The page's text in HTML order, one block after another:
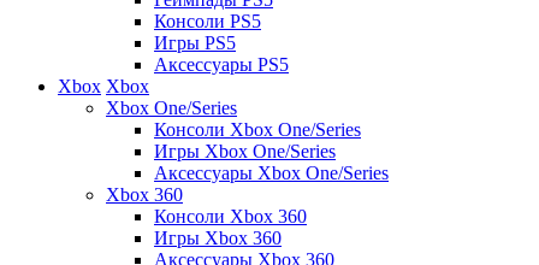
Консоли PS5
Игры PS5
Аксессуары PS5
Xbox Xbox
Xbox One/Series
Консоли Xbox One/Series
Игры Xbox One/Series
Аксессуары Xbox One/Series
Xbox 360
Консоли Xbox 360
Игры Xbox 360
Аксессуары Xbox 360